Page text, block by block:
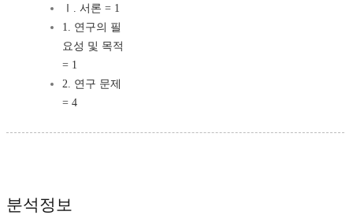
Ⅰ. 서론 = 1
1. 연구의 필
요성 및 목적
= 1
2. 연구 문제
= 4
분석정보